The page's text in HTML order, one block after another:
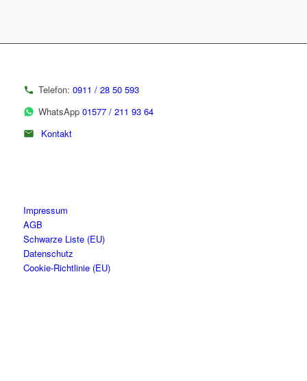
Telefon: 0911 / 28 50 593
WhatsApp 01577 / 211 93 64
Kontakt
Impressum
AGB
Schwarze Liste (EU)
Datenschutz
Cookie-Richtlinie (EU)